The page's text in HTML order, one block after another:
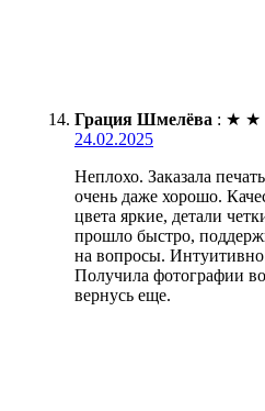
Грация Шмелёва : ★ ★
24.02.2025
Неплохо. Заказала
очень даже хорошо.
цвета яркие, детали
прошло быстро,
на вопросы.
Получила фотографии
вернусь еще.